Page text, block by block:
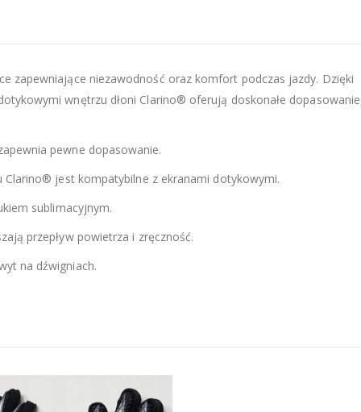
zapewniające niezawodność oraz komfort podczas jazdy. Dzięki
wnętrzu dłoni Clarino® oferują doskonałe
pewne dopasowanie.
Clarino® jest kompatybilne z ekranami dotykowymi.
sublimacyjnym.
przepływ powietrza i zręczność.
na dźwigniach.